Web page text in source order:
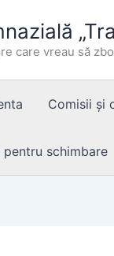
care vreau să
Comisii și
schimbare